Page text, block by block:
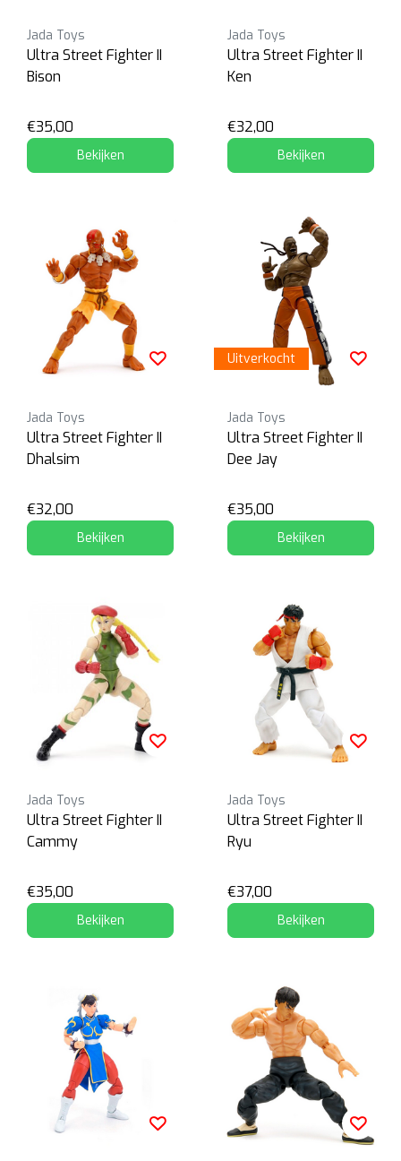
Jada Toys
Ultra Street Fighter II
Bison
€35,00
Bekijken
Jada Toys
Ultra Street Fighter II
Ken
€32,00
Bekijken
Jada Toys
Ultra Street Fighter II
Dhalsim
€32,00
Bekijken
Uitverkocht
Jada Toys
Ultra Street Fighter II
Dee Jay
€35,00
Bekijken
Jada Toys
Ultra Street Fighter II
Cammy
€35,00
Bekijken
Jada Toys
Ultra Street Fighter II
Ryu
€37,00
Bekijken